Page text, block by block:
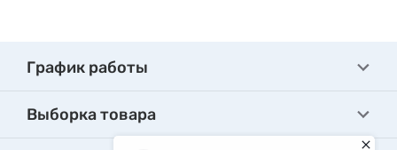
График работы
Выборка товара